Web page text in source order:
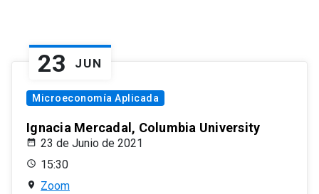
23 JUN
Microeconomía Aplicada
Ignacia Mercadal, Columbia University
23 de Junio de 2021
15:30
Zoom